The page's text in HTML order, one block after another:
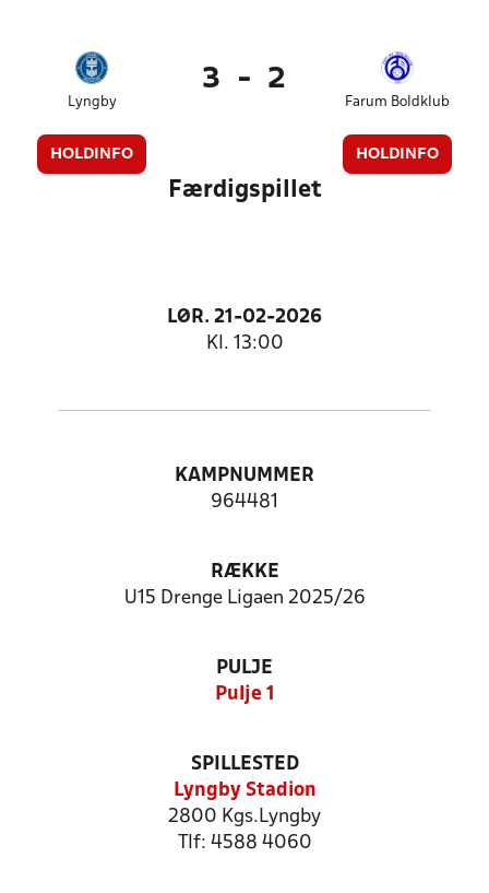
Lyngby
HOLDINFO
3 - 2
Farum Boldklub
HOLDINFO
Færdigspillet
LØR. 21-02-2026
Kl. 13:00
KAMPNUMMER
964481
RÆKKE
U15 Drenge Ligaen 2025/26
PULJE
Pulje 1
SPILLESTED
Lyngby Stadion
2800 Kgs.Lyngby
Tlf: 4588 4060